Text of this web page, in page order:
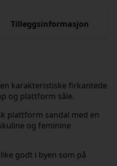
Tilleggsinformasjon
karakteristiske firkantede
og plattform såle.
plattform sandal med en
og feminine
godt i byen som på